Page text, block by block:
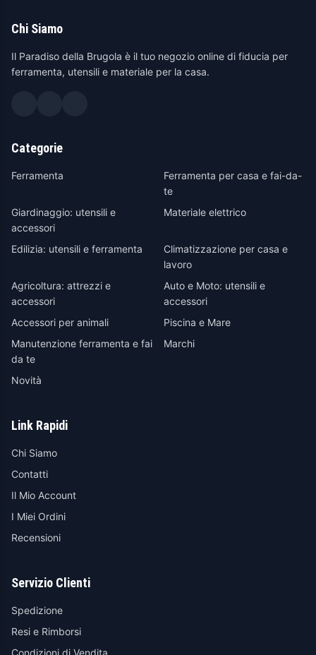
Chi Siamo
Il Paradiso della Brugola è il tuo negozio online di fiducia per
ferramenta, utensili e materiale per la casa.
Categorie
Ferramenta
Ferramenta per casa e fai-da-
te
Giardinaggio: utensili e
accessori
Materiale elettrico
Edilizia: utensili e ferramenta
Climatizzazione per casa e
lavoro
Agricoltura: attrezzi e
accessori
Auto e Moto: utensili e
accessori
Accessori per animali
Piscina e Mare
Manutenzione ferramenta e fai
da te
Marchi
Novità
Link Rapidi
Chi Siamo
Contatti
Il Mio Account
I Miei Ordini
Recensioni
Servizio Clienti
Spedizione
Resi e Rimborsi
Condizioni di Vendita